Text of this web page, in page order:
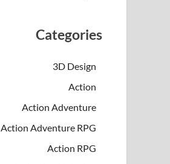
Categories
3D Design
Action
Action Adventure
Action Adventure RPG
Action RPG